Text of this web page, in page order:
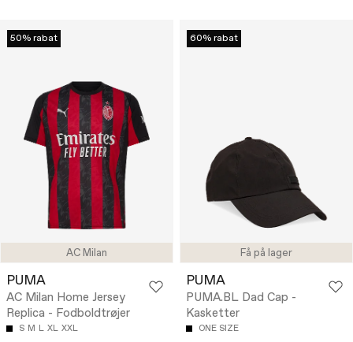
AC Milan
50% rabat
PUMA
AC Milan Home Jersey
Replica - Fodboldtrøjer
S M L XL XXL
Få på lager
60% rabat
PUMA
PUMA.BL Dad Cap -
Kasketter
ONE SIZE